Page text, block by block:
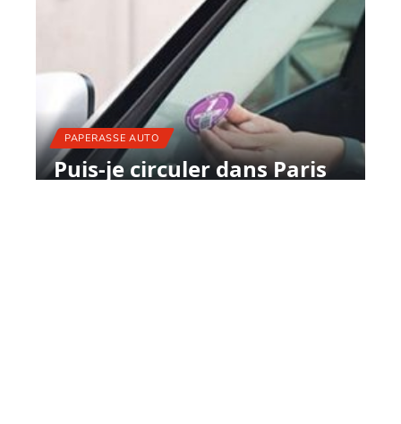
PAPERASSE AUTO
Puis-je circuler dans Paris